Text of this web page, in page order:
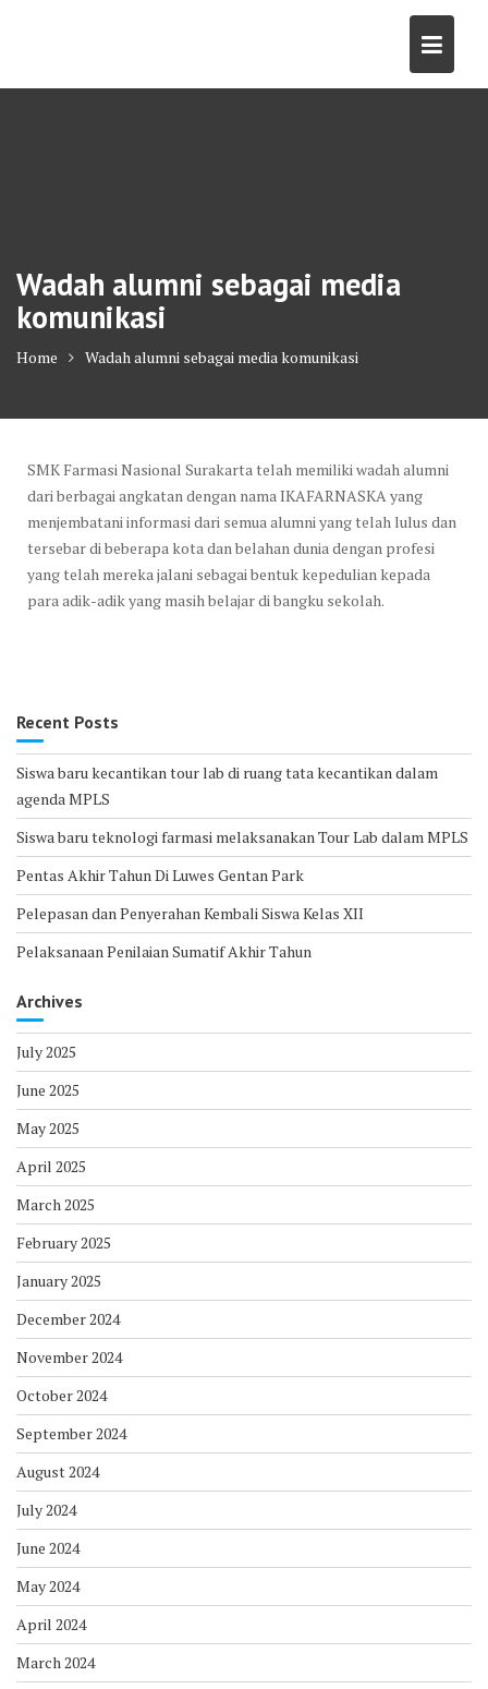
Wadah alumni sebagai media
komunikasi
Home Wadah alumni sebagai media komunikasi
SMK Farmasi Nasional Surakarta telah memiliki wadah alumni
dari berbagai angkatan dengan nama IKAFARNASKA yang
menjembatani informasi dari semua alumni yang telah lulus dan
tersebar di beberapa kota dan belahan dunia dengan profesi
yang telah mereka jalani sebagai bentuk kepedulian kepada
para adik-adik yang masih belajar di bangku sekolah.
Recent Posts
Siswa baru kecantikan tour lab di ruang tata kecantikan dalam
agenda MPLS
Siswa baru teknologi farmasi melaksanakan Tour Lab dalam MPLS
Pentas Akhir Tahun Di Luwes Gentan Park
Pelepasan dan Penyerahan Kembali Siswa Kelas XII
Pelaksanaan Penilaian Sumatif Akhir Tahun
Archives
July 2025
June 2025
May 2025
April 2025
March 2025
February 2025
January 2025
December 2024
November 2024
October 2024
September 2024
August 2024
July 2024
June 2024
May 2024
April 2024
March 2024